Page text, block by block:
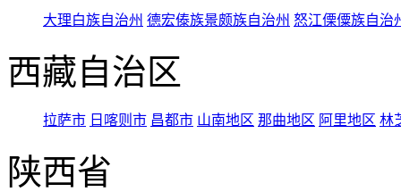
大理白族自治州 德宏傣族景颇族自治州 怒江傈僳族自治
西藏自治区
拉萨市 日喀则市 昌都市 山南地区 那曲地区 阿里地区 林
陕西省